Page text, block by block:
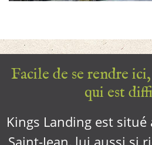
Facile de se rendre
qui est
Kings Landing est